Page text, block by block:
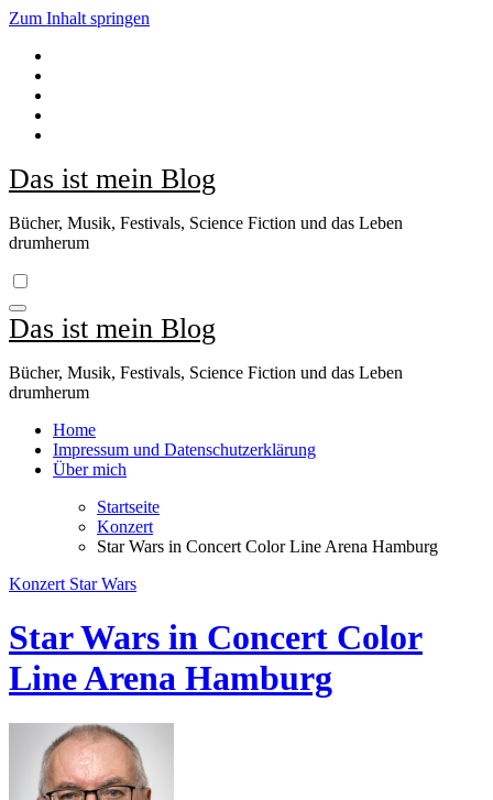
Zum Inhalt springen
Das ist mein Blog
Bücher, Musik, Festivals, Science Fiction und das Leben
drumherum
Das ist mein Blog
Bücher, Musik, Festivals, Science Fiction und das Leben
drumherum
Home
Impressum und Datenschutzerklärung
Über mich
Startseite
Konzert
Star Wars in Concert Color Line Arena Hamburg
Konzert Star Wars
Star Wars in Concert Color
Line Arena Hamburg